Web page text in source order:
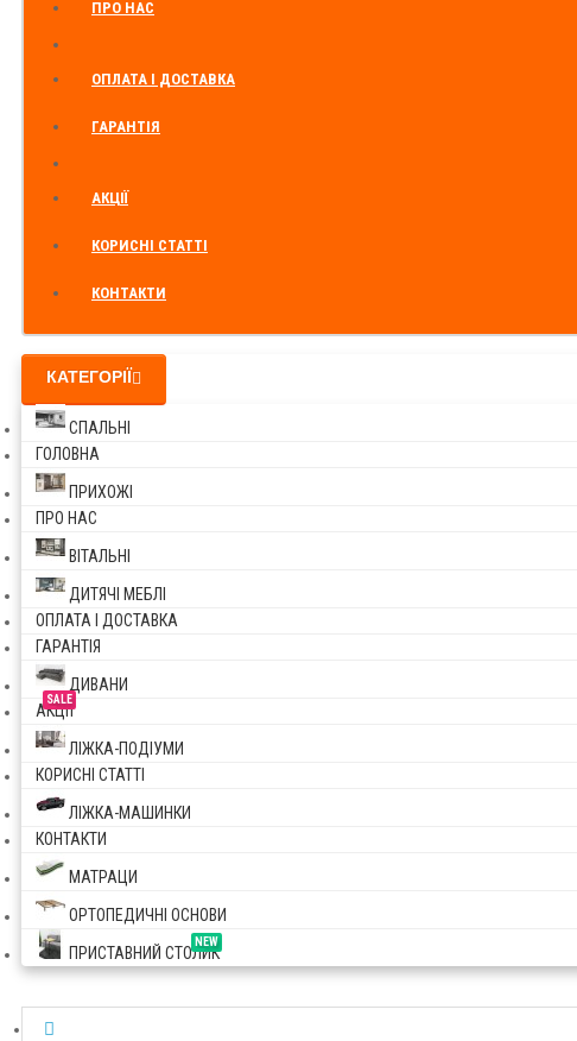
ПРО НАС
ОПЛАТА І ДОСТАВКА
ГАРАНТІЯ
АКЦІЇ
КОРИСНІ СТАТТІ
КОНТАКТИ
КАТЕГОРІЇ
СПАЛЬНІ
ГОЛОВНА
ПРИХОЖІ
ПРО НАС
ВІТАЛЬНІ
ДИТЯЧІ МЕБЛІ
ОПЛАТА І ДОСТАВКА
ГАРАНТІЯ
ДИВАНИ
SALE
АКЦІЇ
ЛІЖКА-ПОДІУМИ
КОРИСНІ СТАТТІ
ЛІЖКА-МАШИНКИ
КОНТАКТИ
МАТРАЦИ
ОРТОПЕДИЧНІ ОСНОВИ
NEW
ПРИСТАВНИЙ СТОЛИК